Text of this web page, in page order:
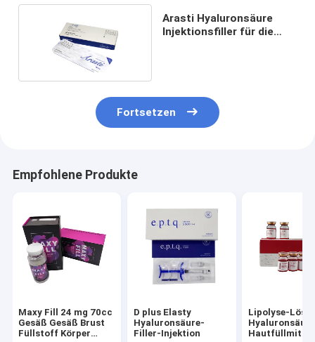
Arasti Hyaluronsäure
Injektionsfiller für die
Fortsetzen
Empfohlene Produkte
Maxy Fill 24 mg 70cc
Gesäß Gesäß Brust
Füllstoff Körper
D plus Elasty
Hyaluronsäure-
Filler-Injektion
Lipolyse-
Hyaluronsäure
Hautfüllmittel